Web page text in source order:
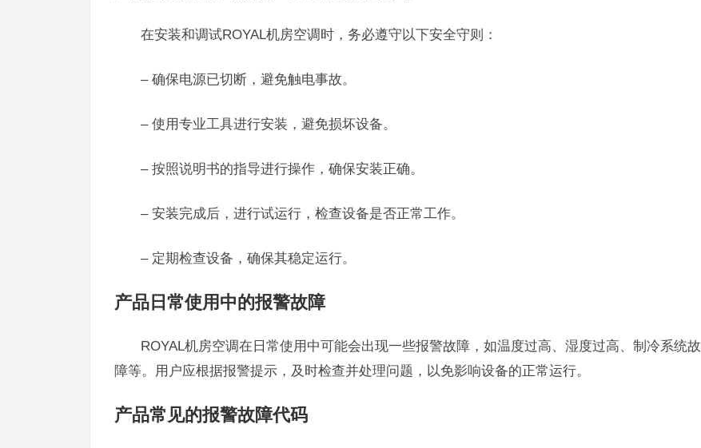
在安装和调试ROYAL机房空调时，务必遵守以下安全守则：
– 确保电源已切断，避免触电事故。
– 使用专业工具进行安装，避免损坏设备。
– 按照说明书的指导进行操作，确保安装正确。
– 安装完成后，进行试运行，检查设备是否正常工作。
– 定期检查设备，确保其稳定运行。
产品日常使用中的报警故障
ROYAL机房空调在日常使用中可能会出现一些报警故障，如温度过高、湿度过高、制冷系统故
障等。用户应根据报警提示，及时检查并处理问题，以免影响设备的正常运行。
产品常见的报警故障代码